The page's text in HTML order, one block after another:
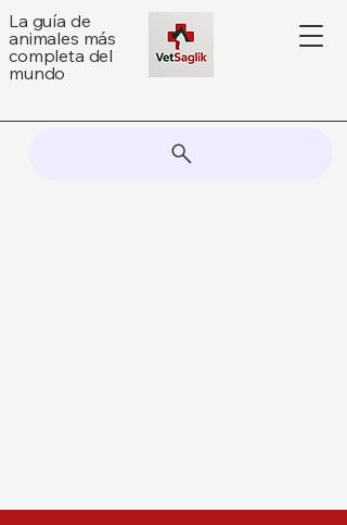
La guía de
animales más
completa del
mundo